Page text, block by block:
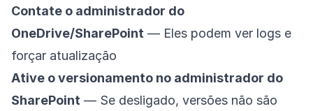
Contate o administrador do
OneDrive/SharePoint — Eles podem ver logs e
forçar atualização
Ative o versionamento no administrador do
SharePoint — Se desligado, versões não são